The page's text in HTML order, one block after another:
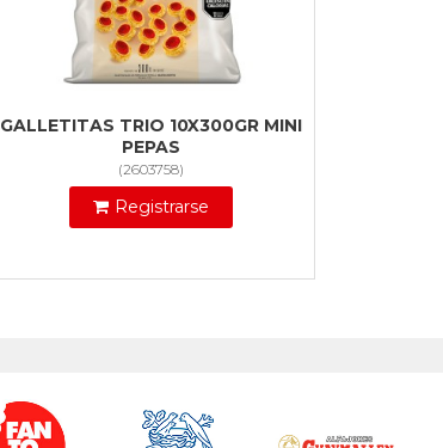
GALLETITAS TRIO 10X300GR MINI
PEPAS
(2603758)
Registrarse